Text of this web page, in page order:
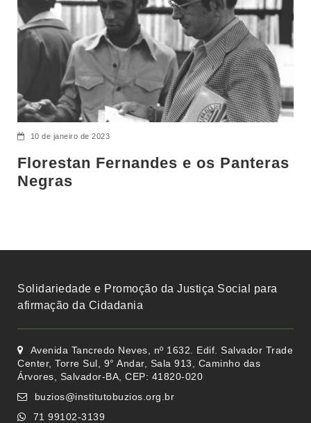
10 de janeiro de 2023
Florestan Fernandes e os Panteras
Negras
Solidariedade e Promoção da Justiça Social para
afirmação da Cidadania
Avenida Tancredo Neves, nº 1632. Edif. Salvador Trade
Center, Torre Sul, 9° Andar, Sala 913, Caminho das
Árvores, Salvador-BA, CEP: 41820-020
buzios@institutobuzios.org.br
71 99102-3139